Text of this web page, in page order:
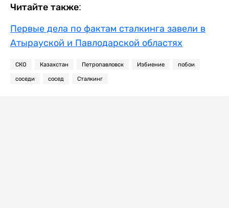
Читайте также:
Первые дела по фактам сталкинга завели в
Атырауской и Павлодарской областях
СКО Казахстан Петропавловск Избиение побои
соседи сосед Сталкинг